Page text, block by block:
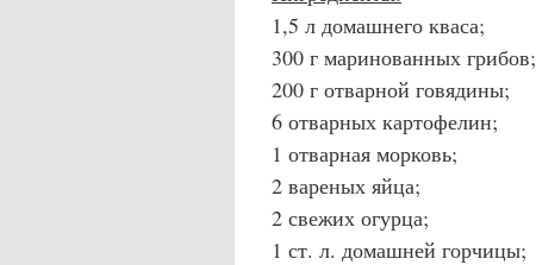
1,5 л домашнего кваса;
300 г маринованных грибов;
200 г отварной говядины;
6 отварных картофелин;
1 отварная морковь;
2 вареных яйца;
2 свежих огурца;
1 ст. л. домашней горчицы;